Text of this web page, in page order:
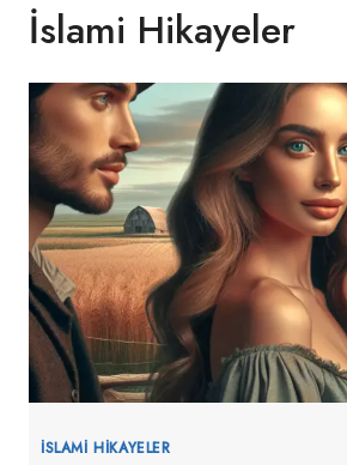
İslami Hikayeler
İSLAMI HIKAYELER